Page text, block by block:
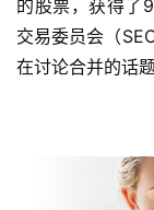
的股票，获得了
交易委员会（
在讨论合并的话题